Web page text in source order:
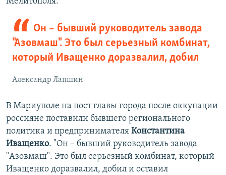
Он – бывший руководитель завода
"Азовмаш". Это был серьезный комбинат,
который Иващенко доразвалил, добил
Александр Лапшин
В Мариуполе на пост главы города после оккупации
россияне поставили бывшего регионального
политика и предпринимателя Константина
Иващенко. "Он – бывший руководитель завода
"Азовмаш". Это был серьезный комбинат, который
Иващенко доразвалил, добил и оставил